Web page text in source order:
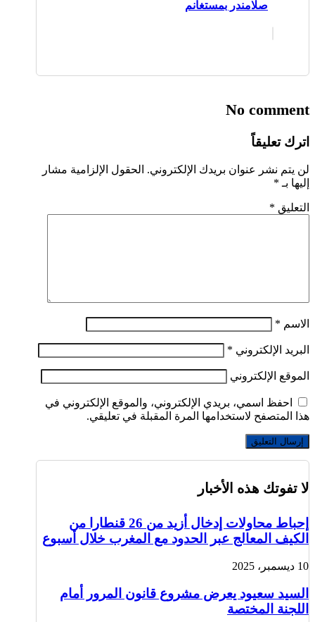
صلامندر بمستغانم
No comment
اترك تعليقاً
لن يتم نشر عنوان بريدك الإلكتروني. الحقول الإلزامية مشار
إليها بـ *
التعليق *
الاسم *
البريد الإلكتروني *
الموقع الإلكتروني
احفظ اسمي، بريدي الإلكتروني، والموقع الإلكتروني في
هذا المتصفح لاستخدامها المرة المقبلة في تعليقي.
لا تفوتك هذه الأخبار
إحباط محاولات إدخال أزيد من 26 قنطارا من
الكيف المعالج عبر الحدود مع المغرب خلال أسبوع
10 ديسمبر، 2025
السيد سعيود يعرض مشروع قانون المرور أمام
اللجنة المختصة